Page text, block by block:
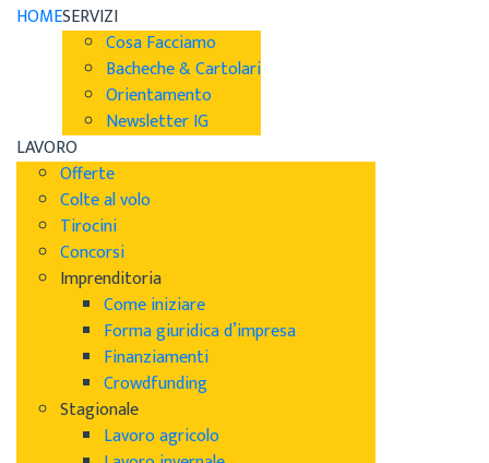
HOMESERVIZI
Cosa Facciamo
Bacheche & Cartolari
Orientamento
Newsletter IG
LAVORO
Offerte
Colte al volo
Tirocini
Concorsi
Imprenditoria
Come iniziare
Forma giuridica d’impresa
Finanziamenti
Crowdfunding
Stagionale
Lavoro agricolo